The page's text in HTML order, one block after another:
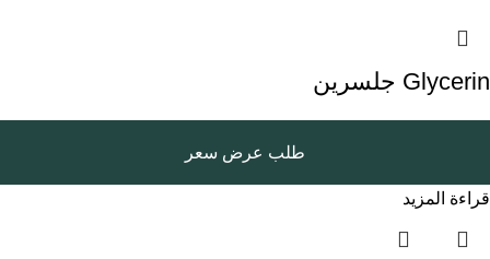
Glycerin جلسرين
طلب عرض سعر
قراءة المزيد